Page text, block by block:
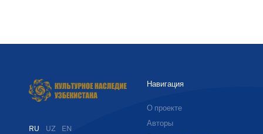
RU UZ EN
Навигация
О проекте
Авторы